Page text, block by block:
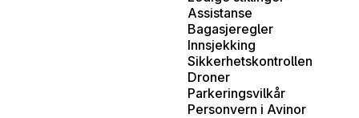
Assistanse
Bagasjeregler
Innsjekking
Sikkerhetskontrollen
Droner
Parkeringsvilkår
Personvern i Avinor